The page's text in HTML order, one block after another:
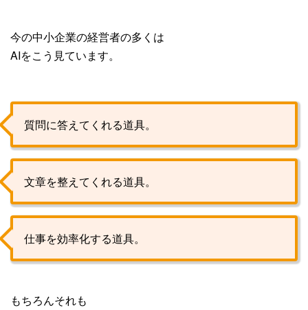
今の中小企業の経営者の多くは
AIをこう見ています。
質問に答えてくれる道具。
文章を整えてくれる道具。
仕事を効率化する道具。
もちろんそれも